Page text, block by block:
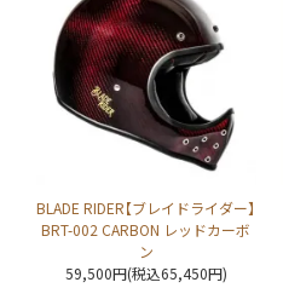
BLADE RIDER【ブレイドライダー】
BRT-002 CARBON レッドカーボ
ン
59,500円(税込65,450円)